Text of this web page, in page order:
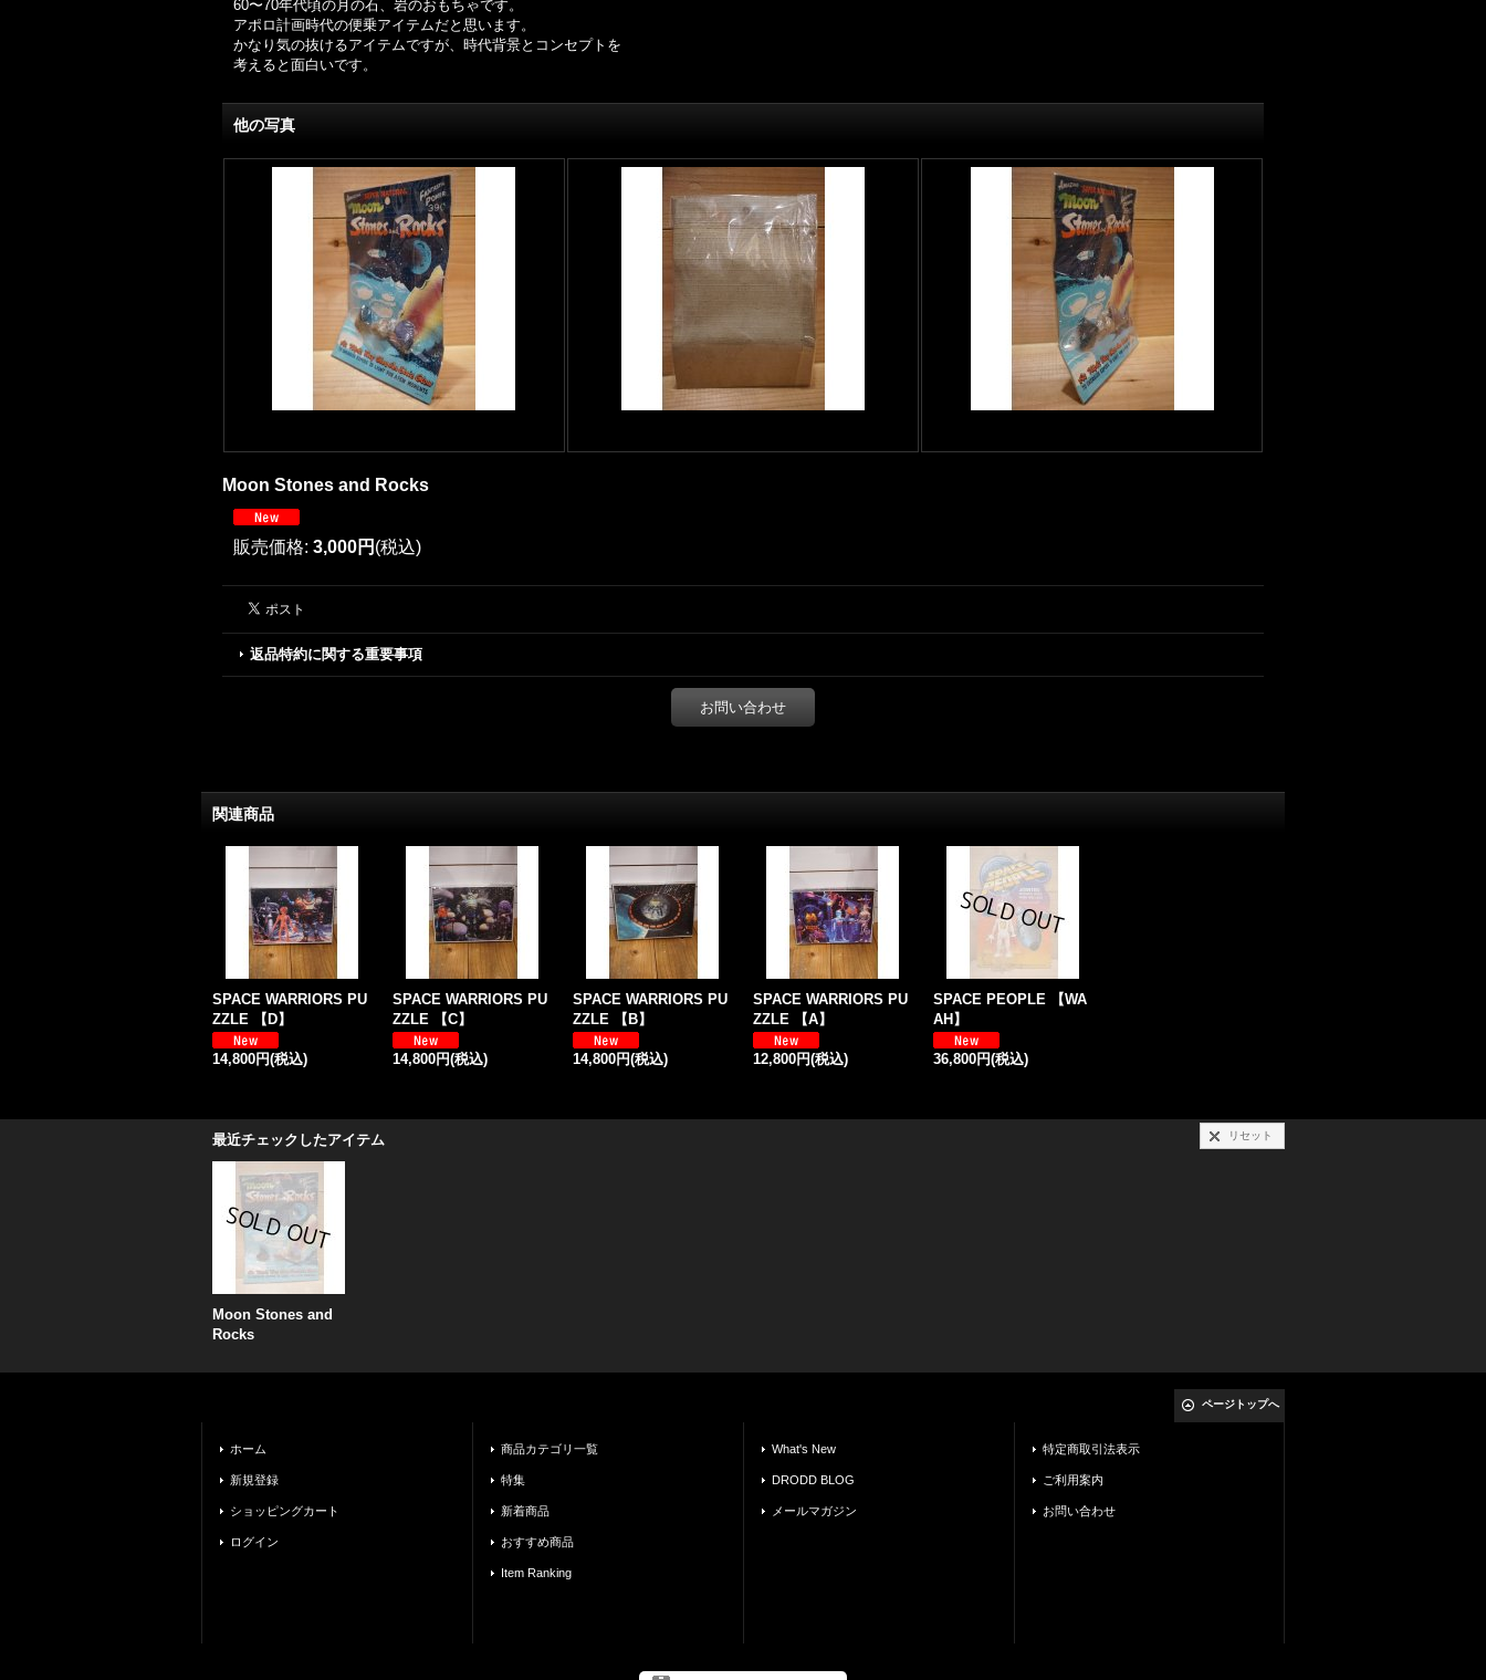
60〜70年代頃の月の石、岩のおもちゃです。
アポロ計画時代の便乗アイテムだと思います。
かなり気の抜けるアイテムですが、時代背景とコンセプトを
考えると面白いです。
他の写真
Moon Stones and Rocks
販売価格: 3,000円 (税込)
返品特約に関する重要事項
お問い合わせ
関連商品
SPACE WARRIORS PU
ZZLE 【D】
14,800円(税込)
SPACE WARRIORS PU
ZZLE 【C】
14,800円(税込)
SPACE WARRIORS PU
ZZLE 【B】
14,800円(税込)
SPACE WARRIORS PU
ZZLE 【A】
12,800円(税込)
SPACE PEOPLE 【WA
AH】
36,800円(税込)
最近チェックしたアイテム リセット
Moon Stones and
Rocks
ページトップへ
ホーム
新規登録
ショッピングカート
ログイン
商品カテゴリ一覧
特集
新着商品
おすすめ商品
Item Ranking
What's New
DRODD BLOG
メールマガジン
特定商取引法表示
ご利用案内
お問い合わせ